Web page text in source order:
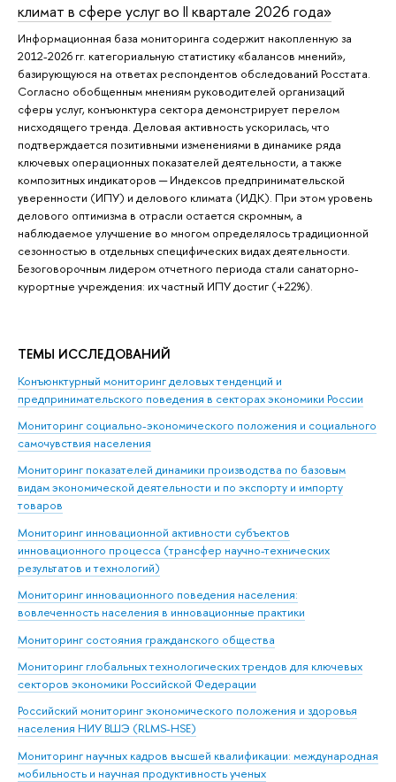
климат в сфере услуг во II квартале 2026 года»
Информационная база мониторинга содержит накопленную за
2012-2026 гг. категориальную статистику «балансов мнений»,
базирующуюся на ответах респондентов обследований Росстата.
Согласно обобщенным мнениям руководителей организаций
сферы услуг, конъюнктура сектора демонстрирует перелом
нисходящего тренда. Деловая активность ускорилась, что
подтверждается позитивными изменениями в динамике ряда
ключевых операционных показателей деятельности, а также
композитных индикаторов ─ Индексов предпринимательской
уверенности (ИПУ) и делового климата (ИДК). При этом уровень
делового оптимизма в отрасли остается скромным, а
наблюдаемое улучшение во многом определялось традиционной
сезонностью в отдельных специфических видах деятельности.
Безоговорочным лидером отчетного периода стали санаторно-
курортные учреждения: их частный ИПУ достиг (+22%).
ТЕМЫ ИССЛЕДОВАНИЙ
Конъюнктурный мониторинг деловых тенденций и
предпринимательского поведения в секторах экономики России
Мониторинг социально-экономического положения и социального
самочувствия населения
Мониторинг показателей динамики производства по базовым
видам экономической деятельности и по экспорту и импорту
товаров
Мониторинг инновационной активности субъектов
инновационного процесса (трансфер научно-технических
результатов и технологий)
Мониторинг инновационного поведения населения:
вовлеченность населения в инновационные практики
Мониторинг состояния гражданского общества
Мониторинг глобальных технологических трендов для ключевых
секторов экономики Российской Федерации
Российский мониторинг экономического положения и здоровья
населения НИУ ВШЭ (RLMS-HSE)
Мониторинг научных кадров высшей квалификации: международная
мобильность и научная продуктивность ученых